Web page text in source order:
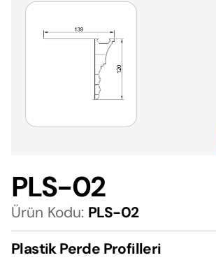
PLS-02
Ürün Kodu: PLS-02
Plastik Perde Profilleri